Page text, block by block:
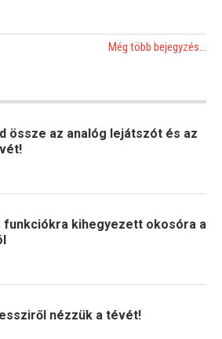
Még több bejegyzés...
össze az analóg lejátszót és az
funkciókra kihegyezett okosóra a
nézzük a tévét!